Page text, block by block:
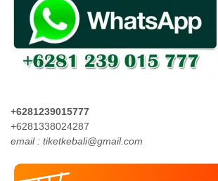
+6281239015777
+6281338024287
email : tiketkebali@gmail.com